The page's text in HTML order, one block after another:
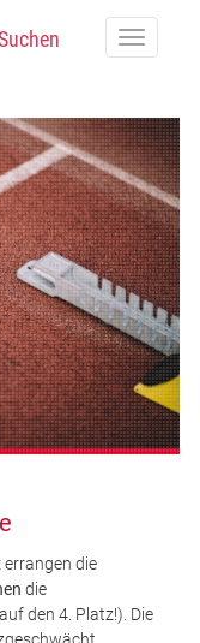
errangen die
die
den 4. Platz!). Die